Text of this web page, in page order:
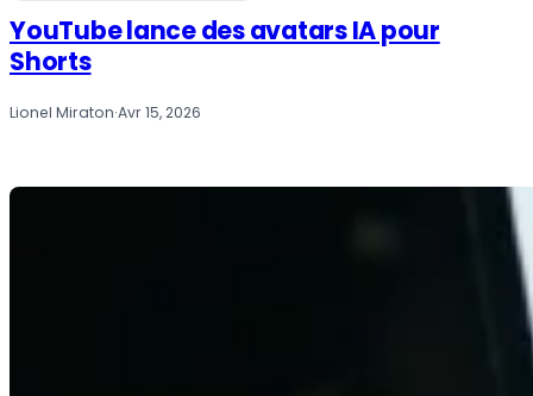
YouTube lance des avatars IA pour
Shorts
Lionel Miraton·Avr 15, 2026